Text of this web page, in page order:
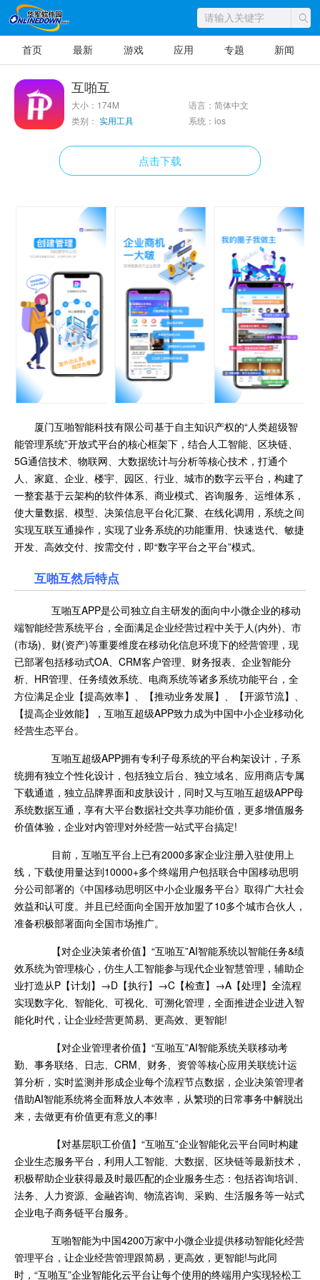
首页 最新 游戏 应用 专题 新闻
互啪互
大小：174M
语言：简体中文
类别： 实用工具 系统：ios
点击下载
厦门互啪智能科技有限公司基于自主知识产权的“人类超级智
能管理系统”开放式平台的核心框架下，结合人工智能、区块链、
5G通信技术、物联网、大数据统计与分析等核心技术，打通个
人、家庭、企业、楼宇、园区、行业、城市的数字云平台，构建了
一整套基于云架构的软件体系、商业模式、咨询服务、运维体系，
使大量数据、模型、决策信息平台化汇聚、在线化调用，系统之间
实现互联互通操作，实现了业务系统的功能重用、快速迭代、敏捷
开发、高效交付、按需交付，即“数字平台之平台”模式。
互啪互然后特点
互啪互APP是公司独立自主研发的面向中小微企业的移动
端智能经营系统平台，全面满足企业经营过程中关于人(内外)、市
(市场)、财(资产)等重要维度在移动化信息环境下的经营管理，现
已部署包括移动式OA、CRM客户管理、财务报表、企业智能分
析、HR管理、任务绩效系统、电商系统等诸多系统功能平台，全
方位满足企业【提高效率】、【推动业务发展】、【开源节流】、
【提高企业效能】，互啪互超级APP致力成为中国中小企业移动化
经营生态平台。
互啪互超级APP拥有专利子母系统的平台构架设计，子系
统拥有独立个性化设计，包括独立后台、独立域名、应用商店专属
下载通道，独立品牌界面和皮肤设计，同时又与互啪互超级APP母
系统数据互通，享有大平台数据社交共享功能价值，更多增值服务
价值体验，企业对内管理对外经营一站式平台搞定!
目前，互啪互平台上已有2000多家企业注册入驻使用上
线，下载使用量达到10000+多个终端用户包括联合中国移动思明
分公司部署的《中国移动思明区中小企业服务平台》取得广大社会
效益和认可度。并且已经面向全国开放加盟了10多个城市合伙人，
准备积极部署面向全国市场推广。
【对企业决策者价值】“互啪互”AI智能系统以智能任务&绩
效系统为管理核心，仿生人工智能参与现代企业智慧管理，辅助企
业打造从P【计划】→D【执行】→C【检查】→A【处理】全流程
实现数字化、智能化、可视化、可溯化管理，全面推进企业进入智
能化时代，让企业经营更简易、更高效、更智能!
【对企业管理者价值】“互啪互”AI智能系统关联移动考
勤、事务联络、日志、CRM、财务、资管等核心应用关联统计运
算分析，实时监测并形成企业每个流程节点数据，企业决策管理者
借助AI智能系统将全面释放人本效率，从繁琐的日常事务中解脱出
来，去做更有价值更有意义的事!
【对基层职工价值】“互啪互”企业智能化云平台同时构建
企业生态服务平台，利用人工智能、大数据、区块链等最新技术，
积极帮助企业获得最及时最匹配的企业服务生态：包括咨询培训、
法务、人力资源、金融咨询、物流咨询、采购、生活服务等一站式
企业电子商务链平台服务。
互啪智能为中国4200万家中小微企业提供移动智能化经营
管理平台，让企业经营管理跟简易，更高效，更智能!与此同
时，“互啪互”企业智能化云平台让每个使用的终端用户实现轻松工